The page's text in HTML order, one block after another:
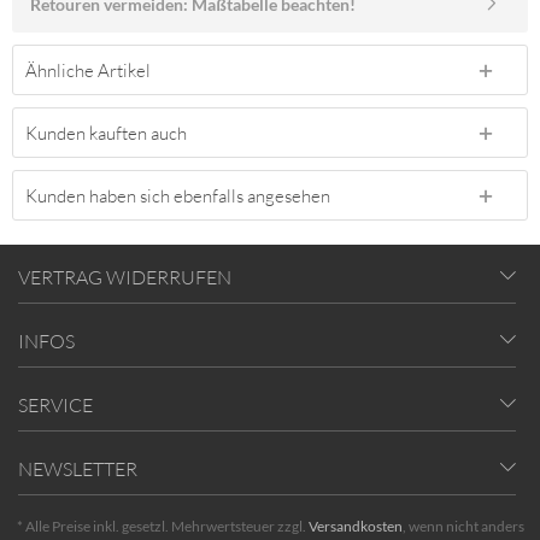
Ähnliche Artikel
Kunden kauften auch
Kunden haben sich ebenfalls angesehen
VERTRAG WIDERRUFEN
INFOS
SERVICE
NEWSLETTER
* Alle Preise inkl. gesetzl. Mehrwertsteuer zzgl. Versandkosten, wenn nicht anders